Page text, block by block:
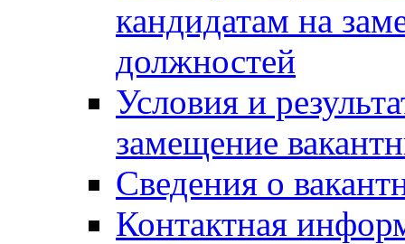
кандидатам на
должностей
Условия и
замещение
Сведения о
Контактная